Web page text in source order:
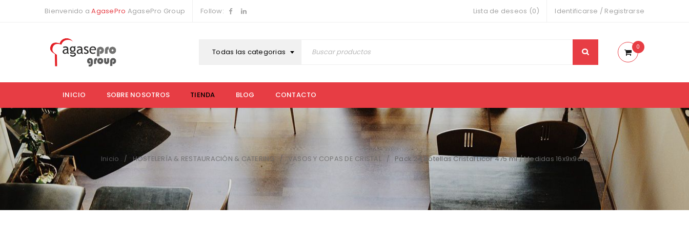
Bienvenido aAgasePro AgasePro Group Follow: Identificarse / Registrarse
Lista de deseos (0)
Todas las categorias
0
INICIO SOBRE NOSOTROS TIENDA BLOG CONTACTO
Inicio / HOSTELERÍA & RESTAURACIÓN & CATERING / VASOS Y COPAS DE CRISTAL / Pack 24 Botellas Cristal Licor 475 ml / Medidas 16x9x9cm